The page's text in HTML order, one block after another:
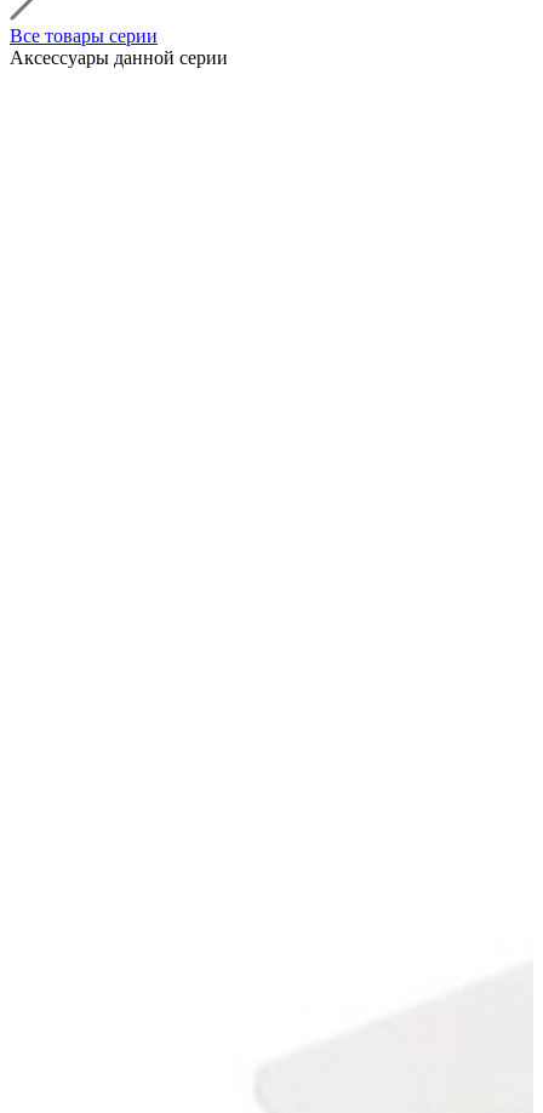
Все товары серии
Аксессуары данной серии